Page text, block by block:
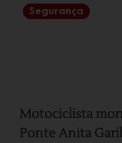
Segurança
Motociclista
Ponte Anita